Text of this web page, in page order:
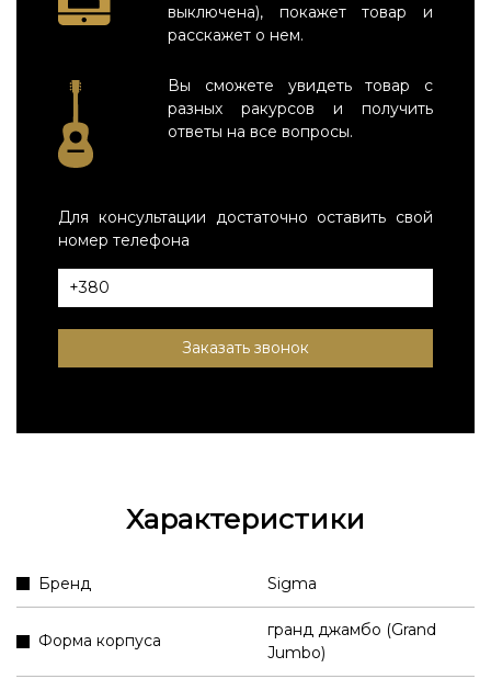
выключена), покажет товар и
расскажет о нем.
Вы сможете увидеть товар с
разных ракурсов и получить
ответы на все вопросы.
Для консультации достаточно оставить свой
номер телефона
Заказать звонок
Характеристики
Бренд Sigma
Форма корпуса
гранд джамбо (Grand
Jumbo)